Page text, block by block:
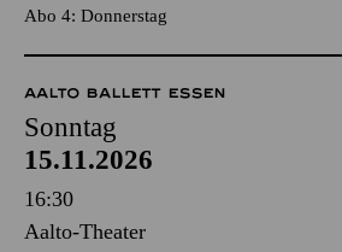
Abo 4: Donnerstag
AALTO BALLETT ESSEN
Sonntag
15.11.2026
16:30
Aalto-Theater